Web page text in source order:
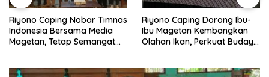
Riyono Caping Nobar Timnas
Indonesia Bersama Media
Magetan, Tetap Semangat
Riyono Caping Dorong Ibu-
Ibu Magetan Kembangkan
Olahan Ikan, Perkuat Budaya